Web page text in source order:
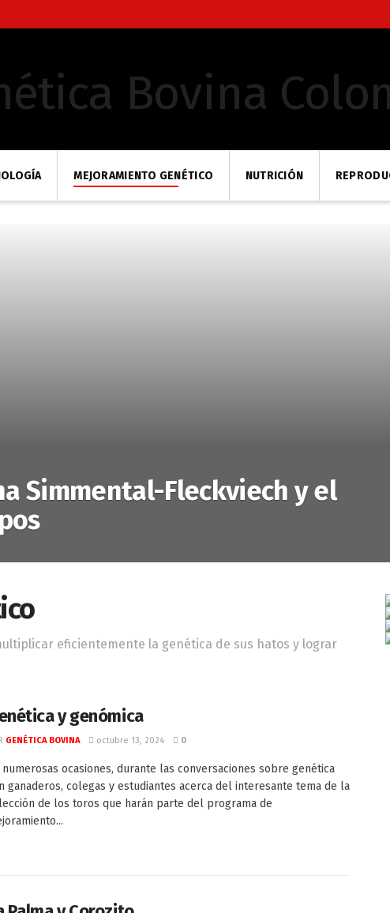
MEJORAMIENTO GENÉTICO NUTRICIÓN
Simmental-Fleckviech y el
eficientemente la genética de sus hatos y lograr
y genómica
GENÉTICA BOVINA octubre 13, 2024 0
numerosas ocasiones, durante las conversaciones sobre genética
ganaderos, colegas y estudiantes acerca del interesante tema de la
de los toros que harán parte del programa de